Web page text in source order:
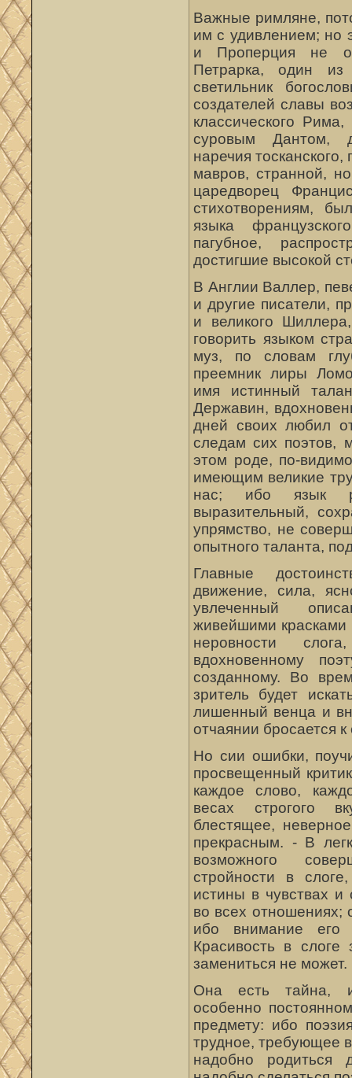
Важные римляне,
им с удивлением; но
и Проперция не
Петрарка, один
светильник
создателей славы
классического
суровым Дантом,
наречия
мавров, странной,
царедворец
стихотворениям,
языка
пагубное,
достигшие высокой
В Англии Валлер,
и другие писатели,
и великого
говорить языком
муз, по словам
преемник лиры
имя истинный
Державин,
дней своих любил
следам сих поэтов,
этом роде, по-
имеющим великие
нас; ибо язык
выразительный,
упрямство, не
опытного таланта,
Главные
движение, сила,
увлеченный
живейшими красками
неровности
вдохновенному
созданному. Во
зритель будет
лишенный венца и
отчаянии бросается
Но сии ошибки,
просвещенный
каждое слово,
весах строгого
блестящее,
прекрасным. - В
возможного
стройности в
истины в чувствах и
во всех отношениях;
ибо внимание его
Красивость в
замениться не может.
Она есть тайна,
особенно
предмету: ибо
трудное, требующее
надобно родиться